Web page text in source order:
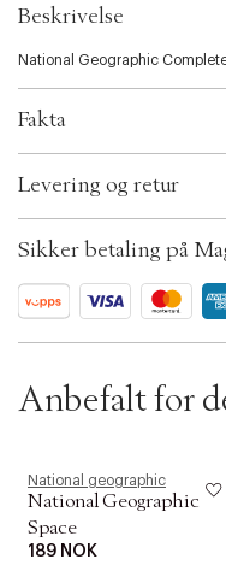
l
t
v
i
i
n
.
e
o
n
Beskrivelse
National Geographic
Fakta
EAN: 810070622596
ID: BKOW79-0008
Levering og retur
Sikker betaling på
Anbefalt for
National geographic
National Geographic
Space
189 NOK